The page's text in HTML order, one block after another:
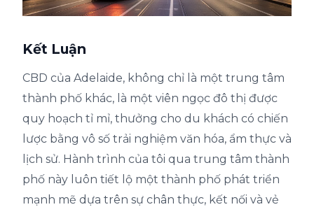
Kết Luận
CBD của Adelaide, không chỉ là một trung tâm
thành phố khác, là một viên ngọc đô thị được
quy hoạch tỉ mỉ, thưởng cho du khách có chiến
lược bằng vô số trải nghiệm văn hóa, ẩm thực và
lịch sử. Hành trình của tôi qua trung tâm thành
phố này luôn tiết lộ một thành phố phát triển
mạnh mẽ dựa trên sự chân thực, kết nối và vẻ